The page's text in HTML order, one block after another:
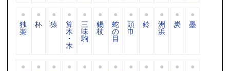
独
楽
杯 猿 算
木
・
木
三
味
駒
錫
杖
蛇
の
目
頭
巾
鈴 洲
浜
炭 墨